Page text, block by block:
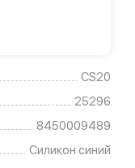
CS20
25296
8450009489
Силикон синий